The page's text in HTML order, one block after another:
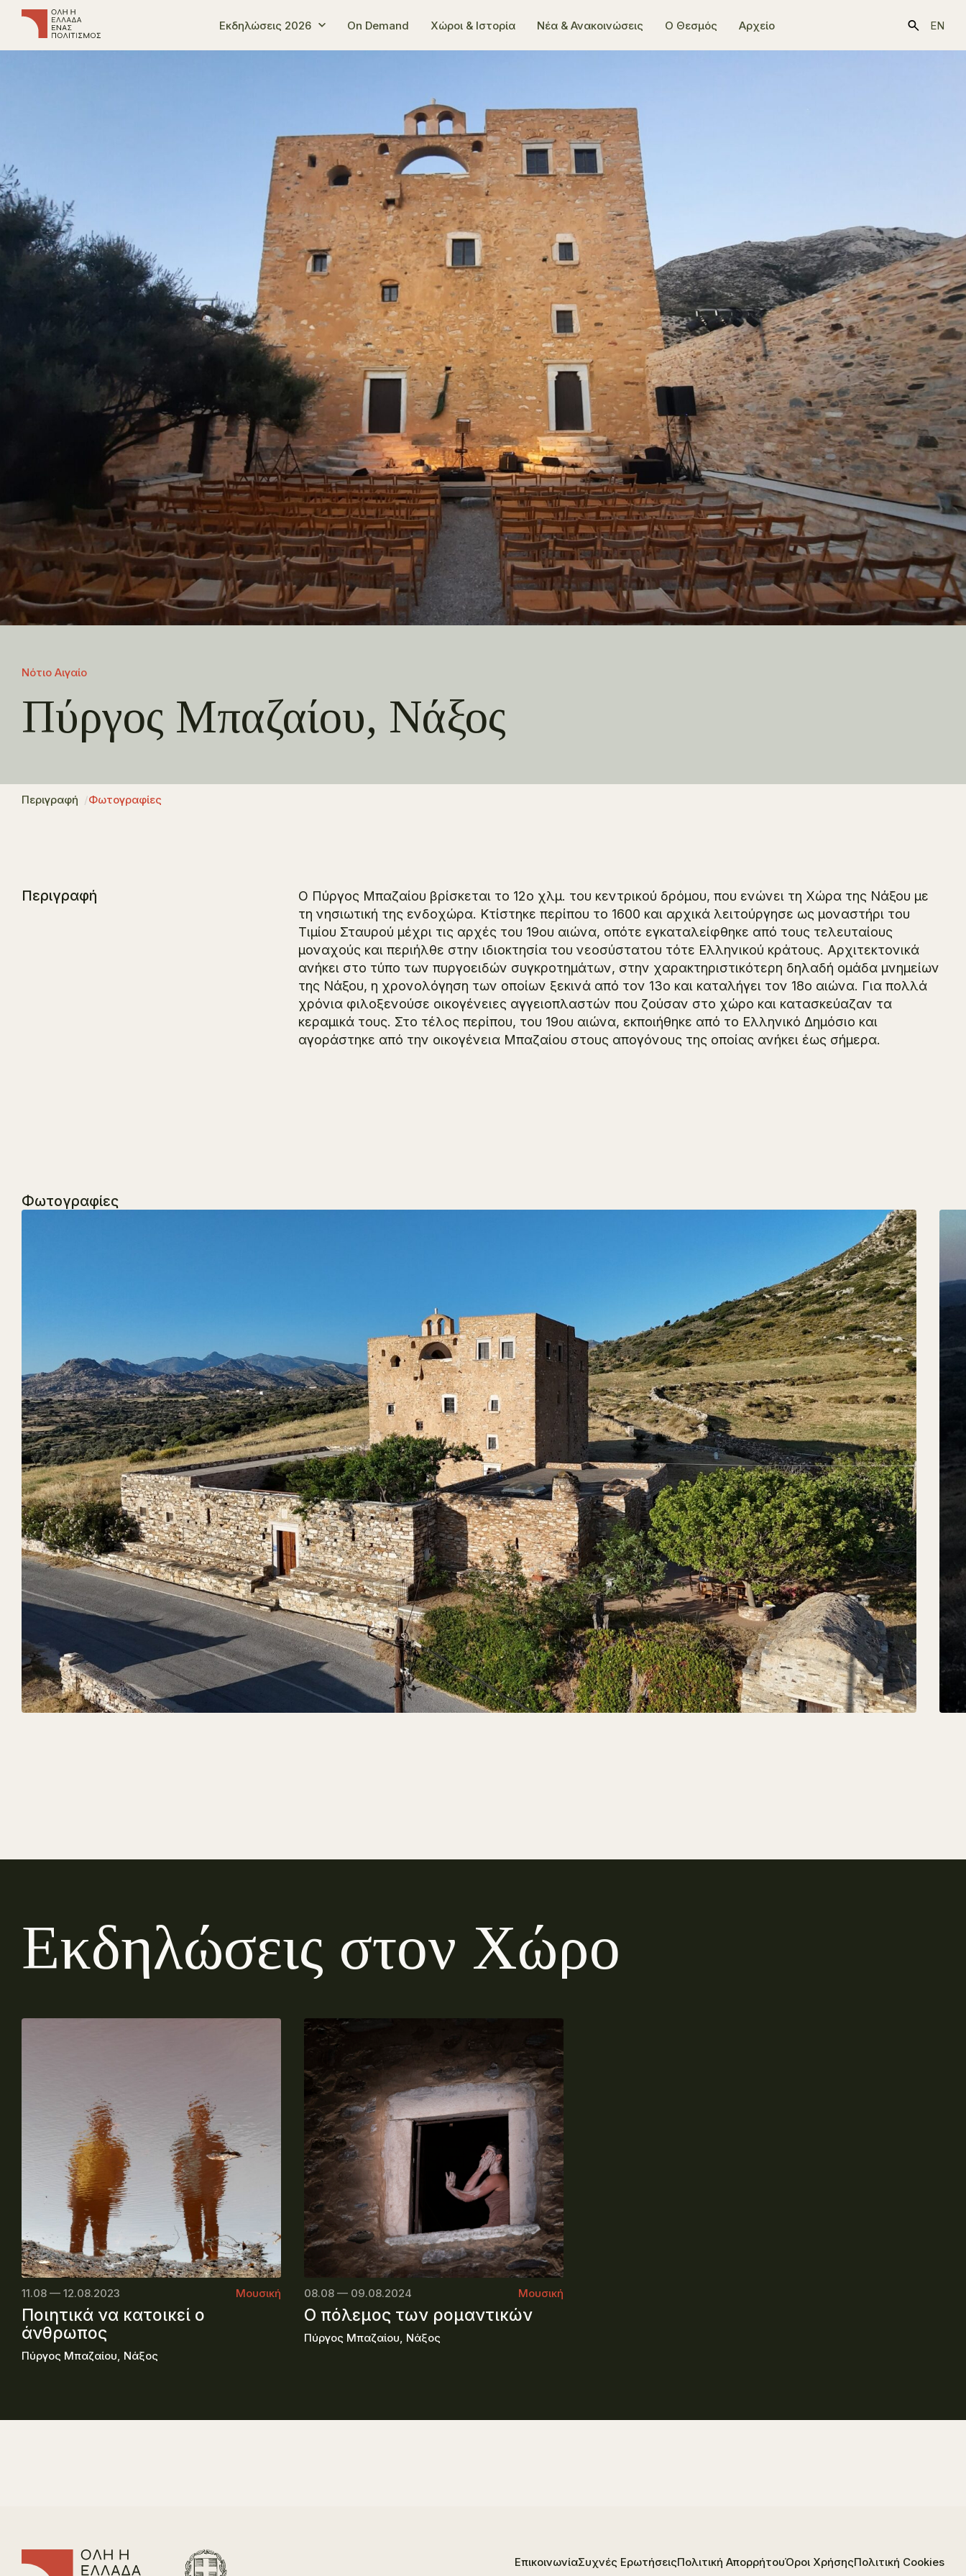
Εκδηλώσεις 2026 On Demand Χώροι & Ιστορία Νέα & Ανακοινώσεις Ο Θεσμός Αρχείο EN
Νότιο Αιγαίο
Πύργος Μπαζαίου, Νάξος
Περιγραφή Φωτογραφίες
Περιγραφή
O Πύργος Μπαζαίου βρίσκεται το 12ο χλμ. του κεντρικού δρόμου, που ενώνει τη Χώρα της Νάξου με
τη νησιωτική της ενδοχώρα. Κτίστηκε περίπου το 1600 και αρχικά λειτούργησε ως μοναστήρι του
Τιμίου Σταυρού μέχρι τις αρχές του 19ου αιώνα, οπότε εγκαταλείφθηκε από τους τελευταίους
μοναχούς και περιήλθε στην ιδιοκτησία του νεοσύστατου τότε Ελληνικού κράτους. Αρχιτεκτονικά
ανήκει στο τύπο των πυργοειδών συγκροτημάτων, στην χαρακτηριστικότερη δηλαδή ομάδα μνημείων
της Νάξου, η χρονολόγηση των οποίων ξεκινά από τον 13ο και καταλήγει τον 18ο αιώνα. Για πολλά
χρόνια φιλοξενούσε οικογένειες αγγειοπλαστών που ζούσαν στο χώρο και κατασκεύαζαν τα
κεραμικά τους. Στο τέλος περίπου, του 19ου αιώνα, εκποιήθηκε από το Ελληνικό Δημόσιο και
αγοράστηκε από την οικογένεια Μπαζαίου στους απογόνους της οποίας ανήκει έως σήμερα.
Φωτογραφίες
Εκδηλώσεις στον Χώρο
11.08 — 12.08.2023 Μουσική
Ποιητικά να κατοικεί ο
άνθρωπος
Πύργος Μπαζαίου, Νάξος
08.08 — 09.08.2024 Μουσική
Ο πόλεμος των ρομαντικών
Πύργος Μπαζαίου, Νάξος
ΕπικοινωνίαΣυχνές ΕρωτήσειςΠολιτική ΑπορρήτουΌροι ΧρήσηςΠολιτική Cookies